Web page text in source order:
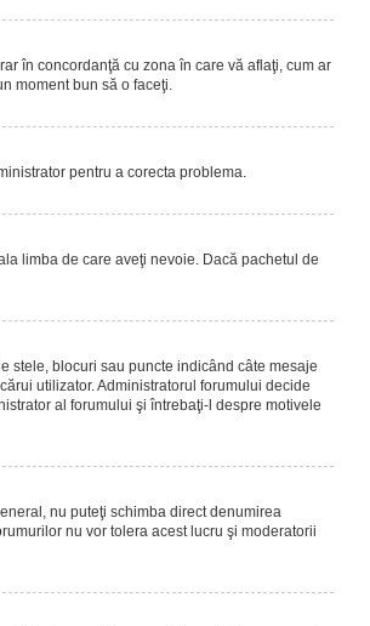
în concordanţă cu zona în care vă aflaţi, cum ar
moment bun să o faceţi.
pentru a corecta problema.
limba de care aveţi nevoie. Dacă pachetul de
stele, blocuri sau puncte indicând câte mesaje
utilizator. Administratorul forumului decide
al forumului şi întrebaţi-l despre motivele
nu puteţi schimba direct denumirea
nu vor tolera acest lucru şi moderatorii